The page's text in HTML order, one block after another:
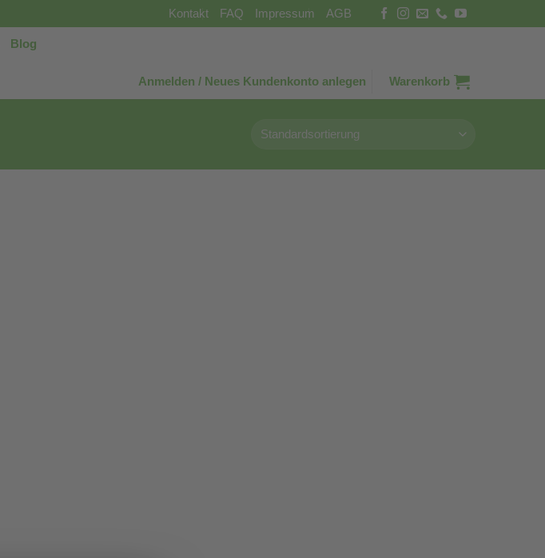
Kontakt FAQ Impressum AGB
Blog
Anmelden / Neues Kundenkonto anlegen Warenkorb